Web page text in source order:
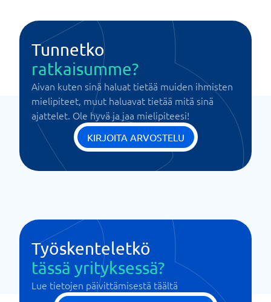
Tunnetko
ratkaisumme?
Aivan kuten sinä haluat tietää muiden ihmisten
mielipiteet, muut haluavat tietää mitä sinä
ajattelet. Ole hyvä ja jaa mielipiteesi!
KIRJOITA ARVOSTELU
Työskenteletkö
tässä yrityksessä?
Lue tietojen päivittämisestä täältä